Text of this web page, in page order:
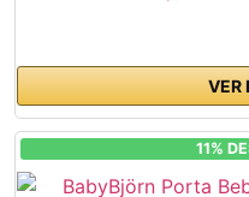
VER
11%